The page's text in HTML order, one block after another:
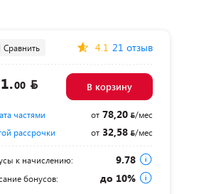
Сравнить 4.1 21 отзыв
00 В корзину
частями от78,20
/мес
рассрочки
от32,58 /мес
к начислению: 9.78
бонусов: до 10%